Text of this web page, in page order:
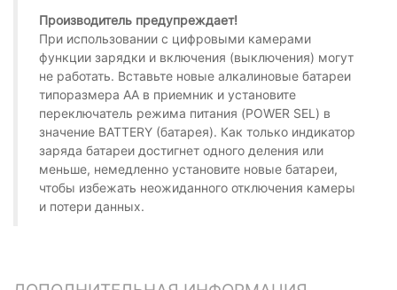
Производитель предупреждает!
При использовании с цифровыми камерами
функции зарядки и включения (выключения) могут
не работать. Вставьте новые алкалиновые батареи
типоразмера AA в приемник и установите
переключатель режима питания (POWER SEL) в
значение BATTERY (батарея). Как только индикатор
заряда батареи достигнет одного деления или
меньше, немедленно установите новые батареи,
чтобы избежать неожиданного отключения камеры
и потери данных.